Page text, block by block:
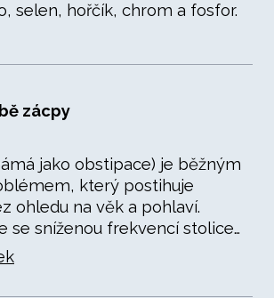
selen, hořčík, chrom a fosfor.
zácpy
jako obstipace) je běžným
který postihuje
ohledu na věk a pohlaví.
se sníženou frekvencí stolice…